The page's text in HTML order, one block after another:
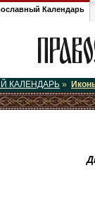
Календарь
КАЛЕНДАРЬ »